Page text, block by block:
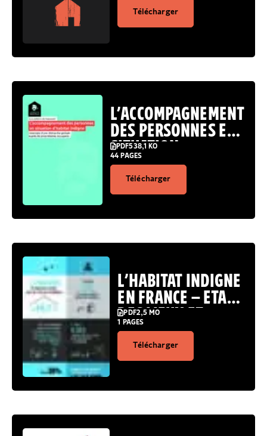
Télécharger
L’ACCOMPAGNEMENT
DES PERSONNES EN
SITUATION
D’HABITAT INDIGNE
PDF538,1 KO
44 PAGES
Télécharger
L’HABITAT INDIGNE
EN FRANCE – ETAT
DES LIEUX ET
CONSÉQUENCES
PDF2,5 MO
1 PAGES
Télécharger